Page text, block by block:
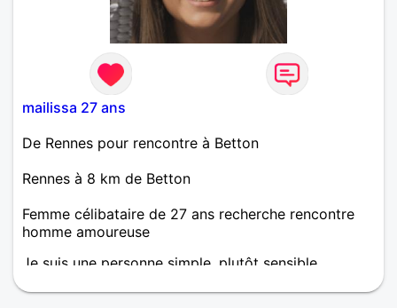
mailissa 27 ans
De Rennes pour rencontre à Betton
Rennes à 8 km de Betton
Femme célibataire de 27 ans recherche rencontre
homme amoureuse
Je suis une personne simple, plutôt sensible,
de nouvelle rencontre. Si tu cherches juste